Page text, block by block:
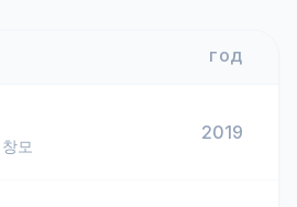
ГОД
창모
2019